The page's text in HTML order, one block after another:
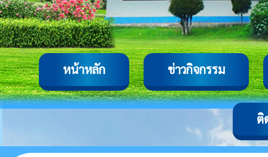
หน้าหลัก ข่าวกิจกรรม
ติ